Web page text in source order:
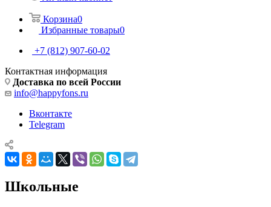
Корзина0
Избранные товары0
+7 (812) 907-60-02
Контактная информация
Доставка по всей России
info@happyfons.ru
Вконтакте
Telegram
Школьные